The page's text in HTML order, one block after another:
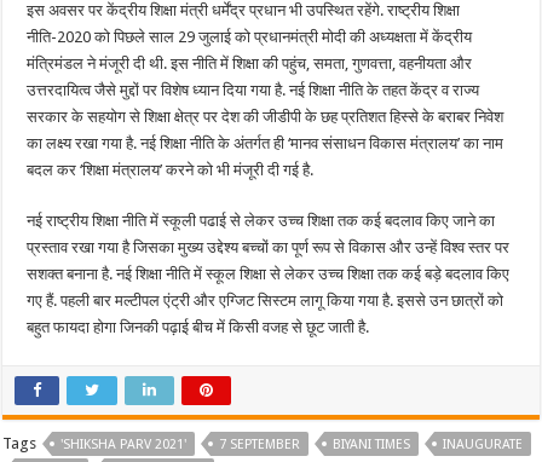
इस अवसर पर केंद्रीय शिक्षा मंत्री धर्मेंद्र प्रधान भी उपस्थित रहेंगे. राष्ट्रीय शिक्षा
नीति-2020 को पिछले साल 29 जुलाई को प्रधानमंत्री मोदी की अध्यक्षता में केंद्रीय
मंत्रिमंडल ने मंजूरी दी थी. इस नीति में शिक्षा की पहुंच, समता, गुणवत्ता, वहनीयता और
उत्तरदायित्व जैसे मुद्दों पर विशेष ध्यान दिया गया है. नई शिक्षा नीति के तहत केंद्र व राज्य
सरकार के सहयोग से शिक्षा क्षेत्र पर देश की जीडीपी के छह प्रतिशत हिस्से के बराबर निवेश
का लक्ष्य रखा गया है. नई शिक्षा नीति के अंतर्गत ही ‘मानव संसाधन विकास मंत्रालय’ का नाम
बदल कर ‘शिक्षा मंत्रालय’ करने को भी मंजूरी दी गई है.
नई राष्ट्रीय शिक्षा नीति में स्कूली पढाई से लेकर उच्च शिक्षा तक कई बदलाव किए जाने का
प्रस्ताव रखा गया है जिसका मुख्य उद्देश्य बच्चों का पूर्ण रूप से विकास और उन्हें विश्व स्तर पर
सशक्त बनाना है. नई शिक्षा नीति में स्कूल शिक्षा से लेकर उच्च शिक्षा तक कई बड़े बदलाव किए
गए हैं. पहली बार मल्टीपल एंट्री और एग्जिट सिस्टम लागू किया गया है. इससे उन छात्रों को
बहुत फायदा होगा जिनकी पढ़ाई बीच में किसी वजह से छूट जाती है.
Tags 'SHIKSHA PARV 2021' 7 SEPTEMBER BIYANI TIMES
INAUGURATE